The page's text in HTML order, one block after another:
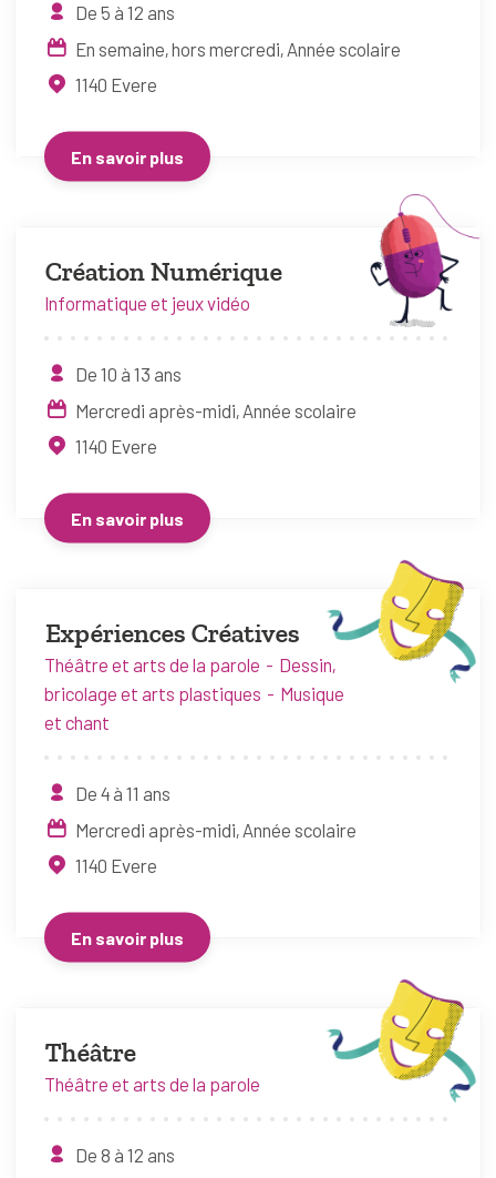
De 5 à 12 ans
En semaine, hors mercredi Année scolaire
1140 Evere
En savoir plus
Création Numérique
Informatique et jeux vidéo
De 10 à 13 ans
Mercredi après-midi Année scolaire
1140 Evere
En savoir plus
Expériences Créatives
Théâtre et arts de la parole
Dessin,
bricolage et arts plastiques
Musique
et chant
De 4 à 11 ans
Mercredi après-midi Année scolaire
1140 Evere
En savoir plus
Théâtre
Théâtre et arts de la parole
De 8 à 12 ans